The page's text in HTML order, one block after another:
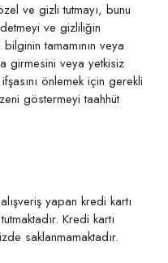
ve gizli tutmayı, bunu
ve gizliliğin
tamamının veya
girmesini veya yetkisiz
önlemek için gerekli
göstermeyi taahhüt
yapan kredi kartı
Kredi kartı
saklanmamaktadır.